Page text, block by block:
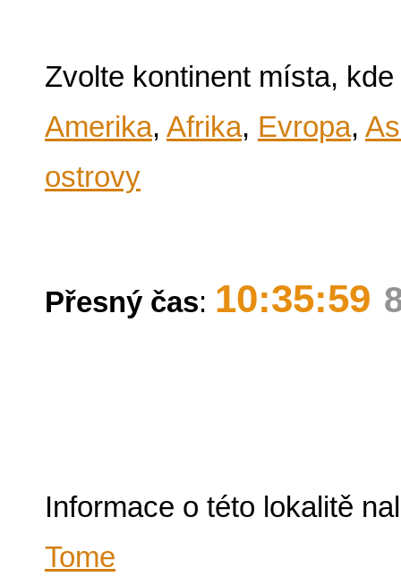
Zvolte kontinent místa,
Amerika, Afrika, Evropa,
ostrovy
Přesný čas: 10:35:59
Informace o této lokalitě
Tome